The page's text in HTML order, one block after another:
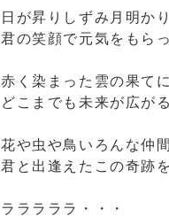
日が昇りしずみ月明か
君の笑顔で元気をもら
赤く染まった雲の果てに
どこまでも未来が広がる
花や虫や鳥いろんな仲
君と出逢えたこの奇跡
ラララララ・・・